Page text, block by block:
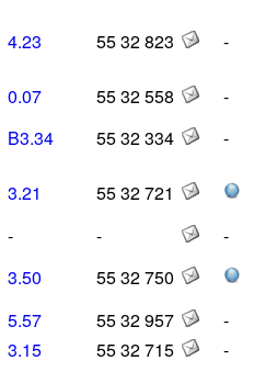
4.23 55 32 823 -
0.07 55 32 558
-
B3.34 55 32 334
-
3.21
55 32 721
- -
-
3.50
55 32 750
5.57 55 32 957
-
3.15 55 32 715
-